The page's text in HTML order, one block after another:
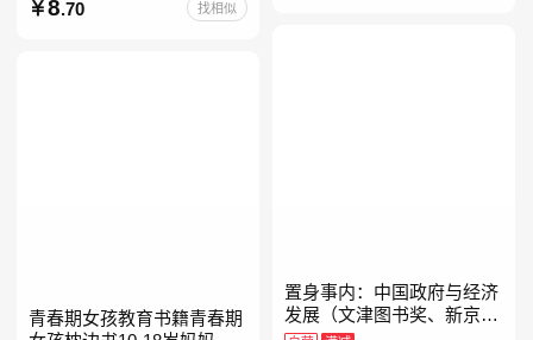
8.70 找相似
置身事内：中国政府与经济
发展（文津图书奖、新京报
青春期女孩教育书籍青春期